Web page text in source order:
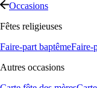
Occasions
Fêtes religieuses
Faire-part baptêmeFaire-
Autres occasions